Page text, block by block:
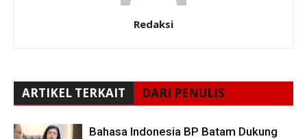
Redaksi
ARTIKEL TERKAIT DARI PENULIS
Bahasa Indonesia BP Batam Dukung